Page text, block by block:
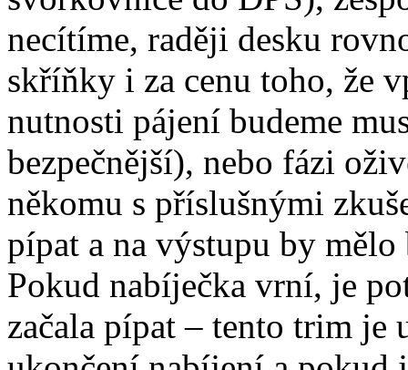
necítíme, raději desku
skříňky i za cenu toho, že
nutnosti pájení budeme
bezpečnější), nebo fázi
někomu s příslušnými
pípat a na výstupu by
Pokud nabíječka vrní, je
začala pípat – tento trim je